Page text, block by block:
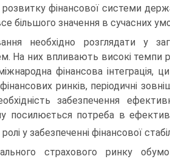
фінансової системи
більшого значення в сучасних
необхідно розглядати у
На них впливають високі темпи
фінан­сова інтеграція,
ринків, періодичні
забезпечення
посилюється потреба в
у забезпеченні фінансової
страхового ринку